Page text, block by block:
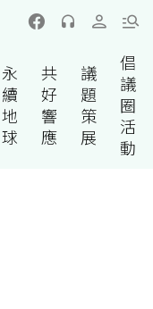
永
續
地
球
共
好
響
應
議
題
策
展
倡
議
圈
活
動